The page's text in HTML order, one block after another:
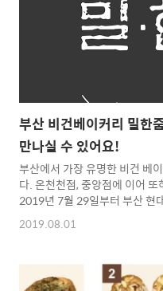
ㅎㅎㅎ ​ 빵을 백팩에 지고 사무
부산 비건베이커리 밀한
만나실 수 있어요!
부산에서 가장 유명한 비건 베
다. 온천천점, 중앙점에 이어
2019년 7월 29일부터 부산 현
밀한줌을 만나실 수 있어요! 아
줌 김민실 대표님 페이스북 포
열심히판매중 #흑임자크림빵
미 #홍국식빵 단호박소보로,
2019.08.01